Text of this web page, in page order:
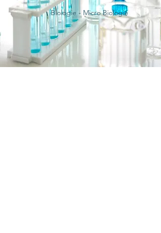
Biologie - Micro Biologie